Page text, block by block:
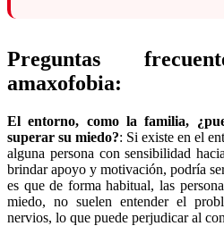
Preguntas
amaxofobia:
El entorno, como la familia,
superar su miedo?: Si existe en el
alguna persona con sensibilidad
brindar apoyo y motivación, podría
es que de forma habitual, las
miedo, no suelen entender el
nervios, lo que puede perjudicar al